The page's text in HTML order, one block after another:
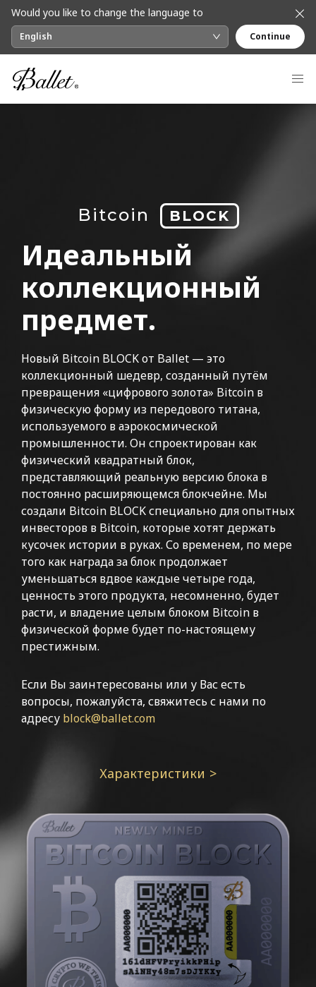
Would you like to change the language to
English Continue
Bitcoin BLOCK
Идеальный
коллекционный
предмет.
Новый Bitcoin BLOCK от Ballet — это
коллекционный шедевр, созданный путём
превращения «цифрового золота» Bitcoin в
физическую форму из передового титана,
используемого в аэрокосмической
промышленности. Он спроектирован как
физический квадратный блок,
представляющий реальную версию блока в
постоянно расширяющемся блокчейне. Мы
создали Bitcoin BLOCK специально для опытных
инвесторов в Bitcoin, которые хотят держать
кусочек истории в руках. Со временем, по мере
того как награда за блок продолжает
уменьшаться вдвое каждые четыре года,
ценность этого продукта, несомненно, будет
расти, и владение целым блоком Bitcoin в
физической форме будет по-настоящему
престижным.
Если Вы заинтересованы или у Вас есть
вопросы, пожалуйста, свяжитесь с нами по
адресу block@ballet.com
Характеристики